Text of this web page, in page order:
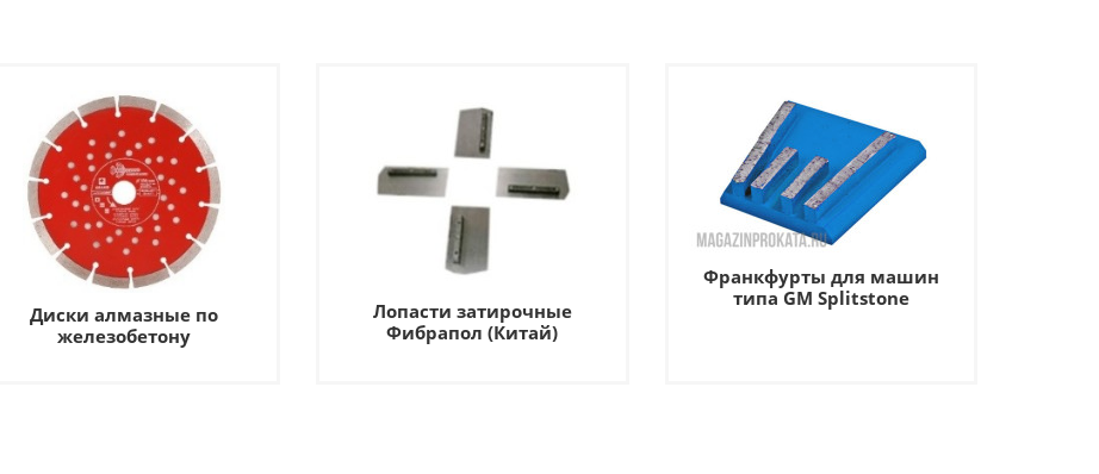
Диски алмазные по
железобетону
Лопасти затирочные
Фибрапол (Китай)
Франкфурты для машин
типа GM Splitstone